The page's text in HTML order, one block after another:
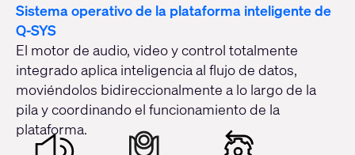
Sistema operativo de la plataforma inteligente de
Q-SYS
El motor de audio, video y control totalmente
integrado aplica inteligencia al flujo de datos,
moviéndolos bidireccionalmente a lo largo de la
pila y coordinando el funcionamiento de la
plataforma.